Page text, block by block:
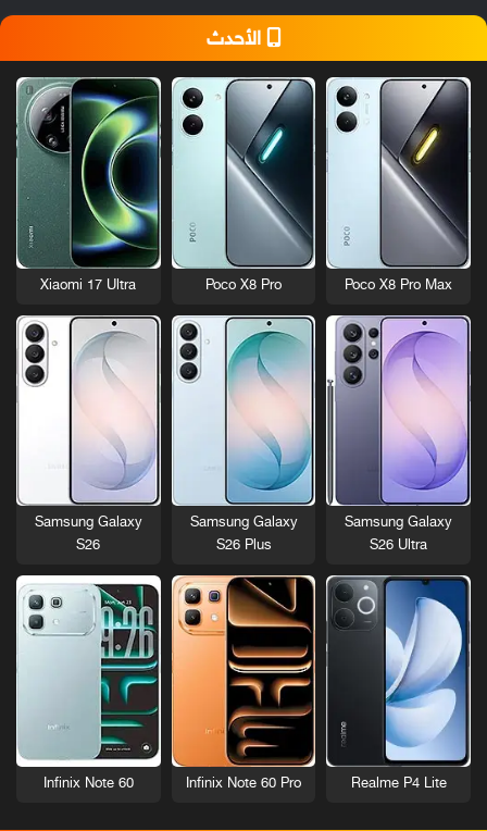
الأحدث
Poco X8 Pro Max
Poco X8 Pro
Xiaomi 17 Ultra
Samsung Galaxy
S26 Ultra
Samsung Galaxy
S26 Plus
Samsung Galaxy
S26
Realme P4 Lite
Infinix Note 60 Pro
Infinix Note 60